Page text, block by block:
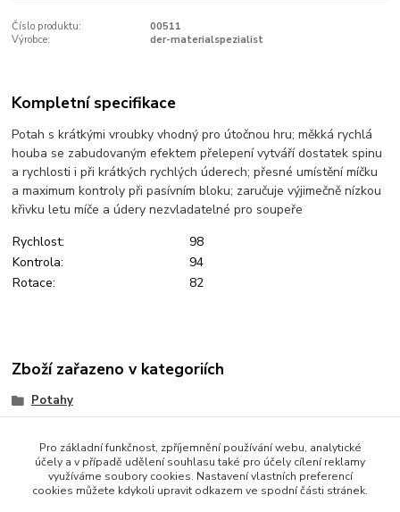
Číslo produktu:
00511
Výrobce:
der-materialspezialist
Kompletní specifikace
Potah s krátkými vroubky vhodný pro útočnou hru; měkká rychlá
houba se zabudovaným efektem přelepení vytváří dostatek spinu
a rychlosti i při krátkých rychlých úderech; přesné umístění míčku
a maximum kontroly při pasívním bloku; zaručuje výjimečně nízkou
křivku letu míče a údery nezvladatelné pro soupeře
Rychlost:
98
Kontrola:
94
Rotace:
82
Zboží zařazeno v kategoriích
Potahy
Pro základní funkčnost, zpříjemnění používání webu, analytické
účely a v případě udělení souhlasu také pro účely cílení reklamy
využíváme soubory cookies. Nastavení vlastních preferencí
cookies můžete kdykoli upravit odkazem ve spodní části stránek.